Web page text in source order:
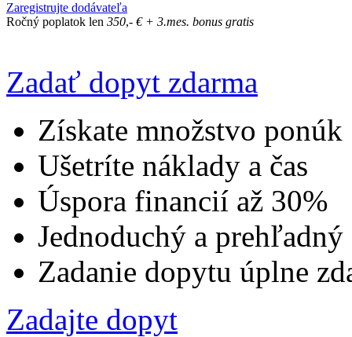
Zaregistrujte dodávateľa
Ročný poplatok len 350,- € + 3.mes. bonus gratis
Zadať dopyt zdarma
Získate množstvo ponúk
Ušetríte náklady a čas
Úspora financií až 30%
Jednoduchý a prehľadný
Zadanie dopytu úplne
Zadajte dopyt